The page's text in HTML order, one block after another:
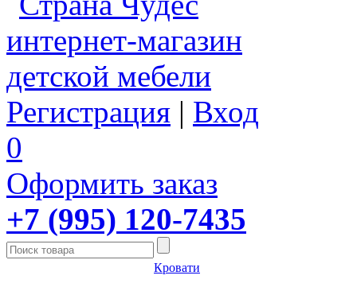
Регистрация | Вход
0
Оформить заказ
+7 (995) 120-7435
Кровати